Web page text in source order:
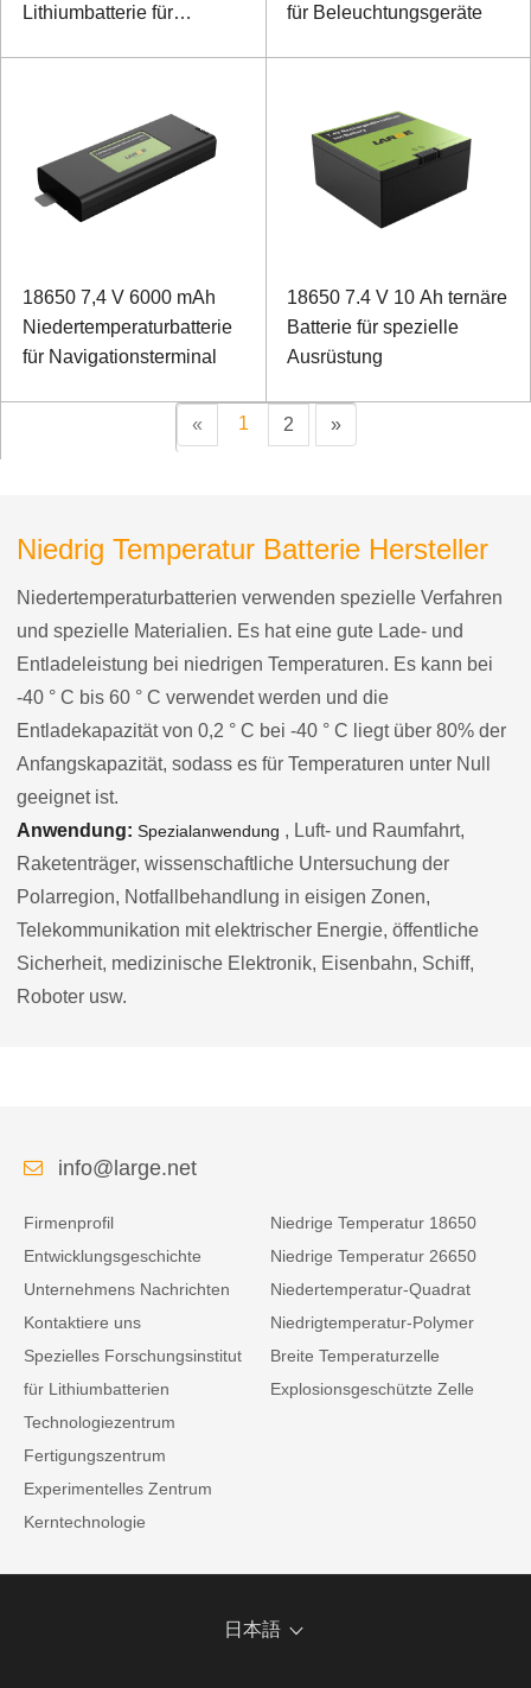
Lithiumbatterie für
für Beleuchtungsgeräte
18650 7,4 V 6000 mAh
Niedertemperaturbatterie
für Navigationsterminal
18650 7.4 V 10 Ah ternäre
Batterie für spezielle
Ausrüstung
« 1 2 »
Niedrig Temperatur Batterie Hersteller
Niedertemperaturbatterien verwenden spezielle Verfahren
und spezielle Materialien. Es hat eine gute Lade- und
Entladeleistung bei niedrigen Temperaturen. Es kann bei
-40 ° C bis 60 ° C verwendet werden und die
Entladekapazität von 0,2 ° C bei -40 ° C liegt über 80% der
Anfangskapazität, sodass es für Temperaturen unter Null
geeignet ist.
Anwendung: Spezialanwendung , Luft- und Raumfahrt,
Raketenträger, wissenschaftliche Untersuchung der
Polarregion, Notfallbehandlung in eisigen Zonen,
Telekommunikation mit elektrischer Energie, öffentliche
Sicherheit, medizinische Elektronik, Eisenbahn, Schiff,
Roboter usw.
info@large.net
Firmenprofil
Entwicklungsgeschichte
Unternehmens Nachrichten
Kontaktiere uns
Spezielles Forschungsinstitut
für Lithiumbatterien
Technologiezentrum
Fertigungszentrum
Experimentelles Zentrum
Kerntechnologie
Niedrige Temperatur 18650
Niedrige Temperatur 26650
Niedertemperatur-Quadrat
Niedrigtemperatur-Polymer
Breite Temperaturzelle
Explosionsgeschützte Zelle
日本語